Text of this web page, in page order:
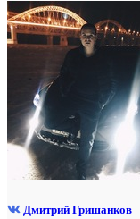
Дмитрий Гришанков